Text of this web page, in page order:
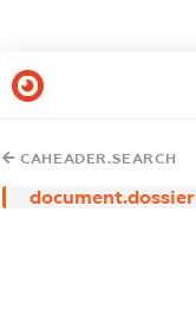
CAHEADER.SEARCH
document.dossier